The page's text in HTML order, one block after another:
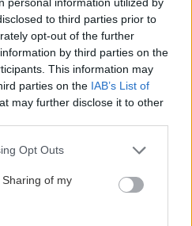
to third parties prior to
opt-out of the further
by third parties on the
This information may
parties on the IAB’s List of
may further disclose it to other
Opt Outs
of my
06:56
Τρεις νεκροί
πυροβολισμούς –
06:46
Σητείας: Γιγαντιαία
με επίγειες